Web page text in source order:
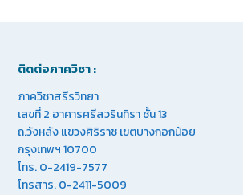
ติดต่อภาควิชา :
ภาควิชาสรีรวิทยา
เลขที่ 2 อาคารศรีสวรินทิรา ชั้น 13
ถ.วังหลัง แขวงศิริราช เขตบางกอกน้อย
กรุงเทพฯ 10700
โทร. 0-2419-7577
โทรสาร. 0-2411-5009